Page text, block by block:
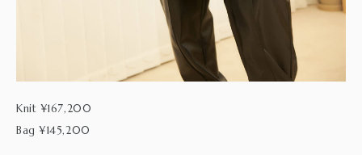
Knit ¥167,200
Bag ¥145,200